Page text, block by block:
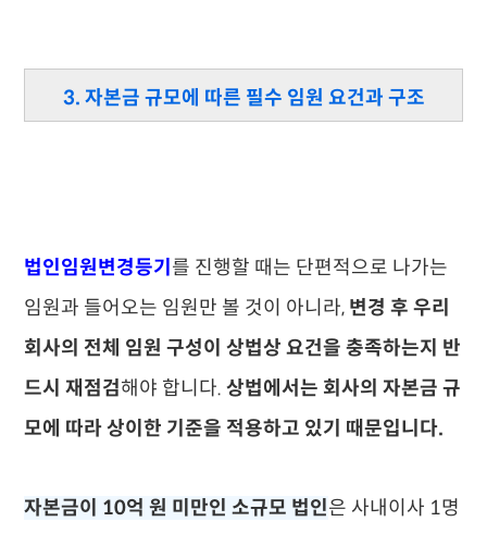
3. 자본금 규모에 따른 필수 임원 요건과 구조
법인임원변경등기 를 진행할 때는 단편적으로 나가는
임원과 들어오는 임원만 볼 것이 아니라, 변경 후 우리
회사의 전체 임원 구성이 상법상 요건을 충족하는지 반
드시 재점검해야 합니다.상법에서는 회사의 자본금 규
모에 따라 상이한 기준을 적용하고 있기 때문입니다.
자본금이 10억 원 미만인 소규모 법인은 사내이사 1명